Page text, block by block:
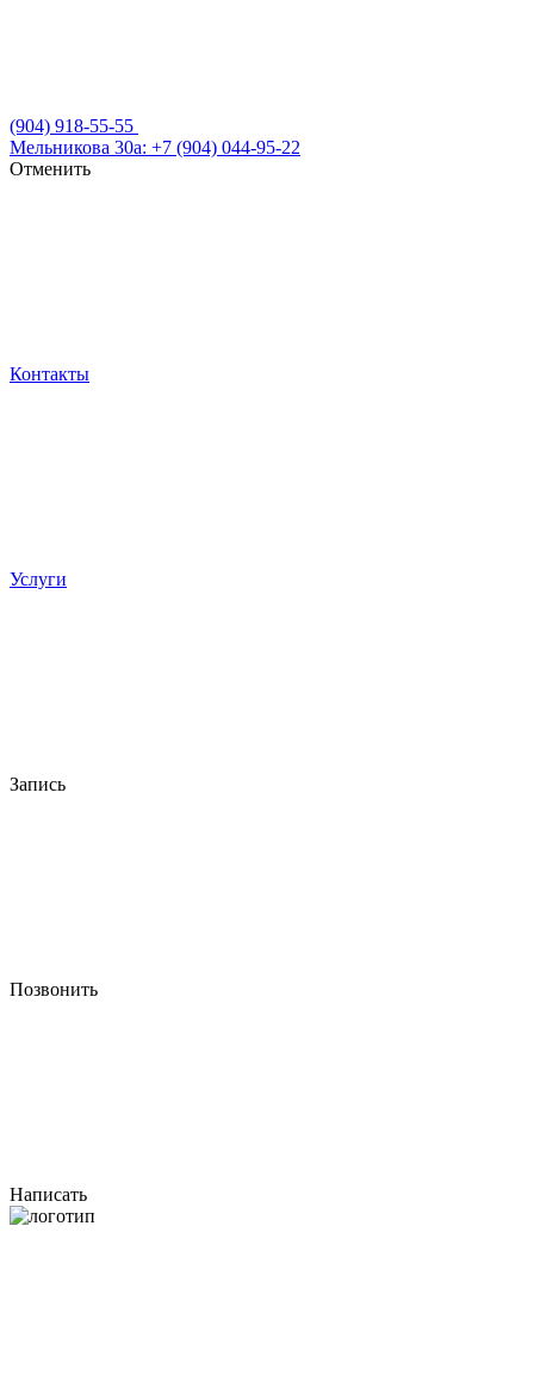
(904) 918-55-55
Мельникова 30а: +7 (904) 044-95-22
Отменить
Контакты
Услуги
Запись
Позвонить
Написать